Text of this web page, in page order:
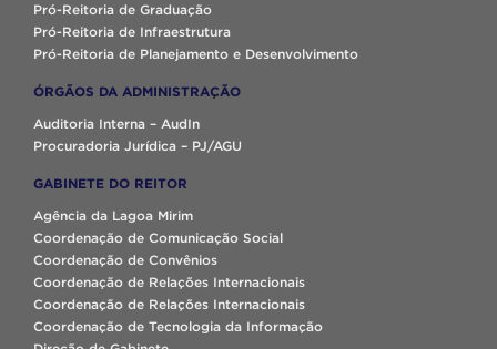
Pró-Reitoria de Graduação
Pró-Reitoria de Infraestrutura
Pró-Reitoria de Planejamento e Desenvolvimento
ÓRGÃOS DA ADMINISTRAÇÃO
Auditoria Interna – AudIn
Procuradoria Jurídica – PJ/AGU
GABINETE DO REITOR
Agência da Lagoa Mirim
Coordenação de Comunicação Social
Coordenação de Convênios
Coordenação de Relações Internacionais
Coordenação de Relações Internacionais
Coordenação de Tecnologia da Informação